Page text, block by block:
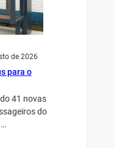
de 2026
para o
41 novas
do